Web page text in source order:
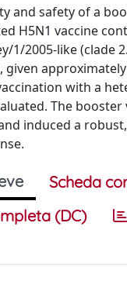
and safety of a
H5N1 vaccine
1/2005-like (clade
given
with a
The booster
induced a
Scheda
(DC)